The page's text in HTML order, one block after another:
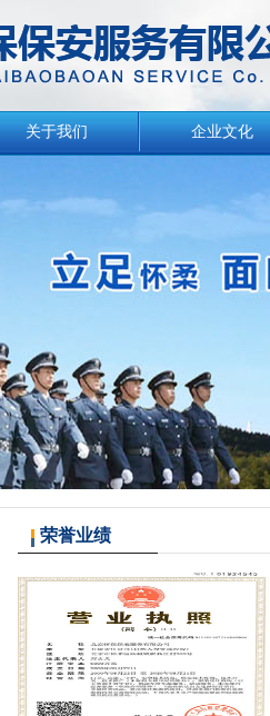
关于我们 企业文化
荣誉业绩